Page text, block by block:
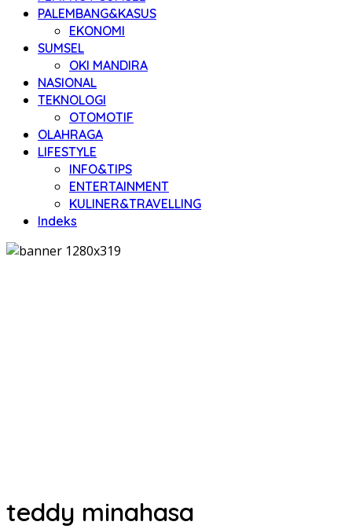
PALEMBANG&KASUS
EKONOMI
SUMSEL
OKI MANDIRA
NASIONAL
TEKNOLOGI
OTOMOTIF
OLAHRAGA
LIFESTYLE
INFO&TIPS
ENTERTAINMENT
KULINER&TRAVELLING
Indeks
teddy minahasa